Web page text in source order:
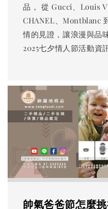
品， 從 Gucci、Louis
CHANEL、Montblanc
情的見證，讓浪漫與品
2025七夕情人節活動資
帥氣爸爸節怎麼